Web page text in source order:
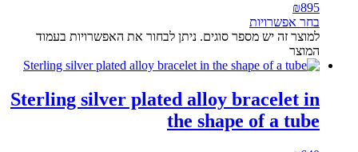
₪895
בחר אפשרויות
למוצר זה יש מספר סוגים. ניתן לבחור את האפשרויות בעמוד
המוצר
Sterling silver plated alloy bracelet in
the shape of a tube